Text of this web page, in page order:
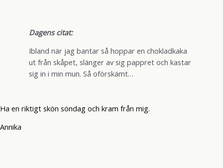
Dagens citat:
Ibland när jag bantar så hoppar en chokladkaka
ut från skåpet, slänger av sig pappret och kastar
sig in i min mun. Så oförskämt…
Ha en riktigt skön söndag och kram från mig.
Annika